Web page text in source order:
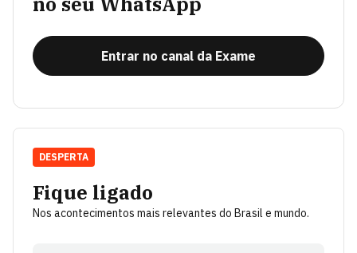
Entrar no canal da Exame
Fique ligado
Nos acontecimentos mais relevantes do Brasil e mundo.
DESPERTA